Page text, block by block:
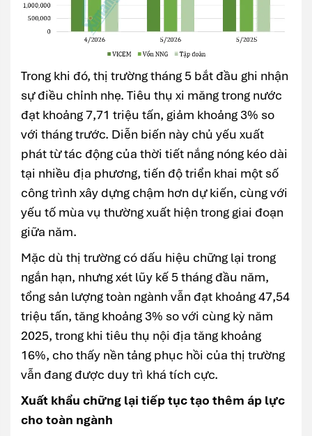
Trong khi đó, thị trường tháng 5 bắt đầu ghi nhận
sự điều chỉnh nhẹ. Tiêu thụ xi măng trong nước
đạt khoảng 7,71 triệu tấn, giảm khoảng 3% so
với tháng trước. Diễn biến này chủ yếu xuất
phát từ tác động của thời tiết nắng nóng kéo dài
tại nhiều địa phương, tiến độ triển khai một số
công trình xây dựng chậm hơn dự kiến, cùng với
yếu tố mùa vụ thường xuất hiện trong giai đoạn
giữa năm.
Mặc dù thị trường có dấu hiệu chững lại trong
ngắn hạn, nhưng xét lũy kế 5 tháng đầu năm,
tổng sản lượng toàn ngành vẫn đạt khoảng 47,54
triệu tấn, tăng khoảng 3% so với cùng kỳ năm
2025, trong khi tiêu thụ nội địa tăng khoảng
16%, cho thấy nền tảng phục hồi của thị trường
vẫn đang được duy trì khá tích cực.
Xuất khẩu chững lại tiếp tục tạo thêm áp lực
cho toàn ngành